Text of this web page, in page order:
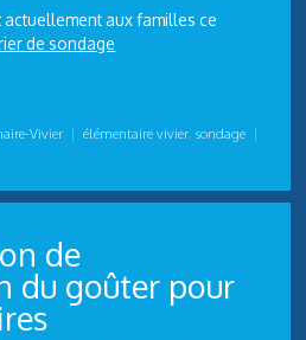
aux familles ce
de sondage
Vivier | élémentaire vivier,sondage |
de
du goûter pour